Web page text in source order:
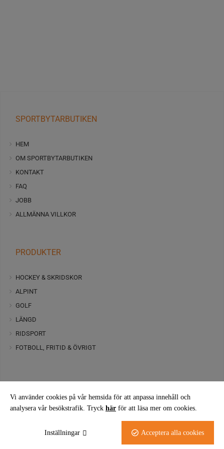
SPORTBYTARBUTIKEN
HEM
OM SPORTBYTARBUTIKEN
KONTAKT
FAQ
JOBB
ALLMÄNNA VILLKOR
PRODUKTER
HOCKEY & SKRIDSKOR
ALPINT
GOLF
LÄNGD
RIDSPORT
FOTBOLL, FRITID & ÖVRIGT
FÖLJ OSS PÅ FACEBOOK
Vi använder cookies på vår hemsida för att anpassa innehåll och
analysera vår besökstrafik. Tryck här för att läsa mer om cookies.
Inställningar Acceptera alla cookies